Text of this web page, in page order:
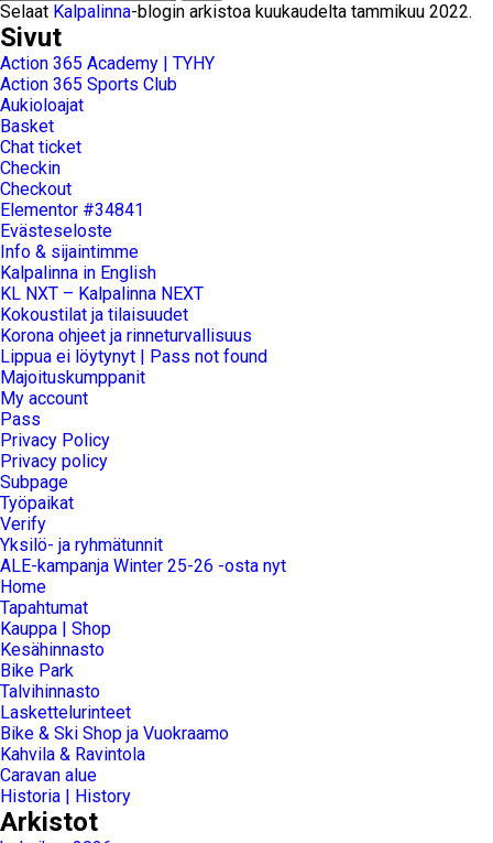
Selaat Kalpalinna-blogin arkistoa kuukaudelta tammikuu 2022.
Sivut
Action 365 Academy | TYHY
Action 365 Sports Club
Aukioloajat
Basket
Chat ticket
Checkin
Checkout
Elementor #34841
Evästeseloste
Info & sijaintimme
Kalpalinna in English
KL NXT – Kalpalinna NEXT
Kokoustilat ja tilaisuudet
Korona ohjeet ja rinneturvallisuus
Lippua ei löytynyt | Pass not found
Majoituskumppanit
My account
Pass
Privacy Policy
Privacy policy
Subpage
Työpaikat
Verify
Yksilö- ja ryhmätunnit
ALE-kampanja Winter 25-26 -osta nyt
Home
Tapahtumat
Kauppa | Shop
Kesähinnasto
Bike Park
Talvihinnasto
Laskettelurinteet
Bike & Ski Shop ja Vuokraamo
Kahvila & Ravintola
Caravan alue
Historia | History
Arkistot